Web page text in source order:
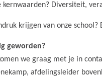
kernwaarden? Diversiteit,
krijgen van onze school?
geworden?
we graag met je in
afdelingsleider